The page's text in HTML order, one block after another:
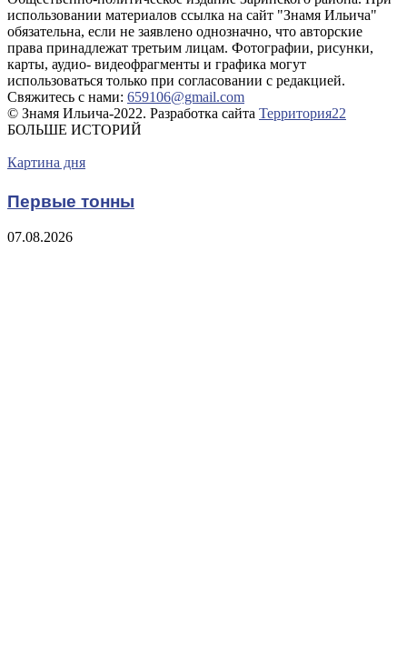
использовании материалов ссылка на сайт "Знамя Ильича"
обязательна, если не заявлено однозначно, что авторские
права принадлежат третьим лицам. Фотографии, рисунки,
карты, аудио- видеофрагменты и графика могут
использоваться только при согласовании с редакцией.
Свяжитесь с нами: 659106@gmail.com
© Знамя Ильича-2022. Разработка сайта Территория22
БОЛЬШЕ ИСТОРИЙ
Картина дня
Первые тонны
07.08.2026